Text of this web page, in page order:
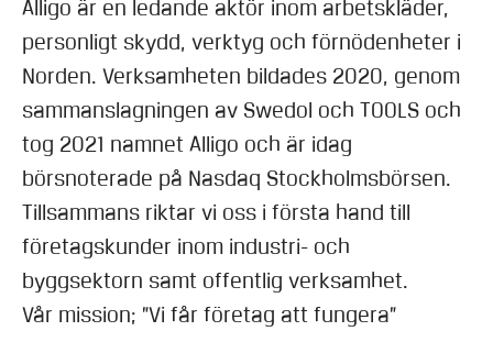
Alligo är en ledande aktör inom arbetskläder,
personligt skydd, verktyg och förnödenheter i
Norden. Verksamheten bildades 2020, genom
sammanslagningen av Swedol och TOOLS och
tog 2021 namnet Alligo och är idag
börsnoterade på Nasdaq Stockholmsbörsen.
Tillsammans riktar vi oss i första hand till
företagskunder inom industri- och
byggsektorn samt offentlig verksamhet.
Vår mission; ”Vi får företag att fungera”